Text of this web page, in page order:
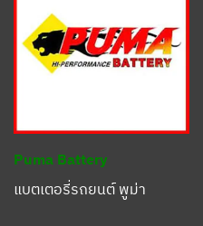
Puma Battery
แบตเตอรี่รถยนต์ พูม่า